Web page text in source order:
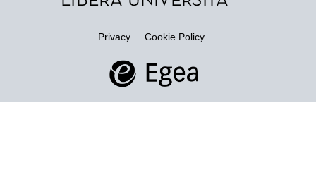
Privacy Cookie Policy